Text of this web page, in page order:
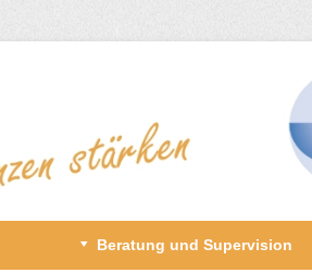
Beratung und Supervision